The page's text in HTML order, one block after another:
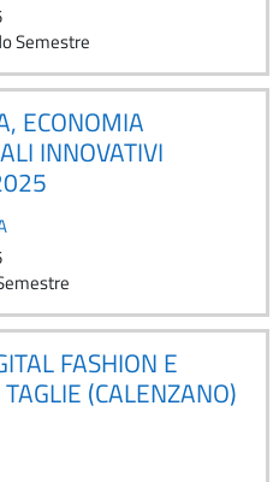
Semestre
ECONOMIA
INNOVATIVI
FASHION E
(CALENZANO)